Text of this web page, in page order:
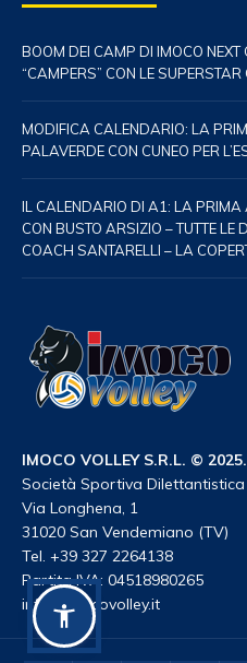
BOOM DEI CAMP DI IMOCO NEXT
“CAMPERS” CON LE SUPERSTAR
MODIFICA CALENDARIO: LA
PALAVERDE CON CUNEO PER
IL CALENDARIO DI A1: LA PRIMA
CON BUSTO ARSIZIO – TUTTE LE
COACH SANTARELLI – LA
IMOCO VOLLEY S.R.L. ©
Società Sportiva
Via Longhena, 1
31020 San Vendemiano (TV)
Tel. +39 327 2264138
Partita IVA: 04518980265
info@imocovolley.it